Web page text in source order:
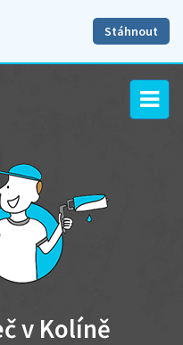
Stáhnout
v Kolíně